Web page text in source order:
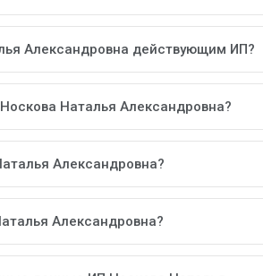
Александровна действующим ИП?
Наталья Александровна?
Александровна?
Александровна?